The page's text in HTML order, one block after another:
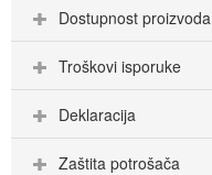
Dostupnost proizvoda
Troškovi isporuke
Deklaracija
Zaštita potrošača